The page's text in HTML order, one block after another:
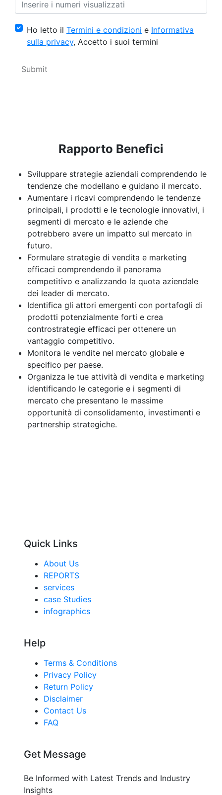
Ho letto il Termini e condizioni e Informativa
sulla privacy, Accetto i suoi termini
Rapporto Benefici
Sviluppare strategie aziendali comprendendo le
tendenze che modellano e guidano il mercato.
Aumentare i ricavi comprendendo le tendenze
principali, i prodotti e le tecnologie innovativi, i
segmenti di mercato e le aziende che
potrebbero avere un impatto sul mercato in
futuro.
Formulare strategie di vendita e marketing
efficaci comprendendo il panorama
competitivo e analizzando la quota aziendale
dei leader di mercato.
Identifica gli attori emergenti con portafogli di
prodotti potenzialmente forti e crea
controstrategie efficaci per ottenere un
vantaggio competitivo.
Monitora le vendite nel mercato globale e
specifico per paese.
Organizza le tue attività di vendita e marketing
identificando le categorie e i segmenti di
mercato che presentano le massime
opportunità di consolidamento, investimenti e
partnership strategiche.
Quick Links
About Us
REPORTS
services
case Studies
infographics
Help
Terms & Conditions
Privacy Policy
Return Policy
Disclaimer
Contact Us
FAQ
Get Message
Be Informed with Latest Trends and Industry
Insights